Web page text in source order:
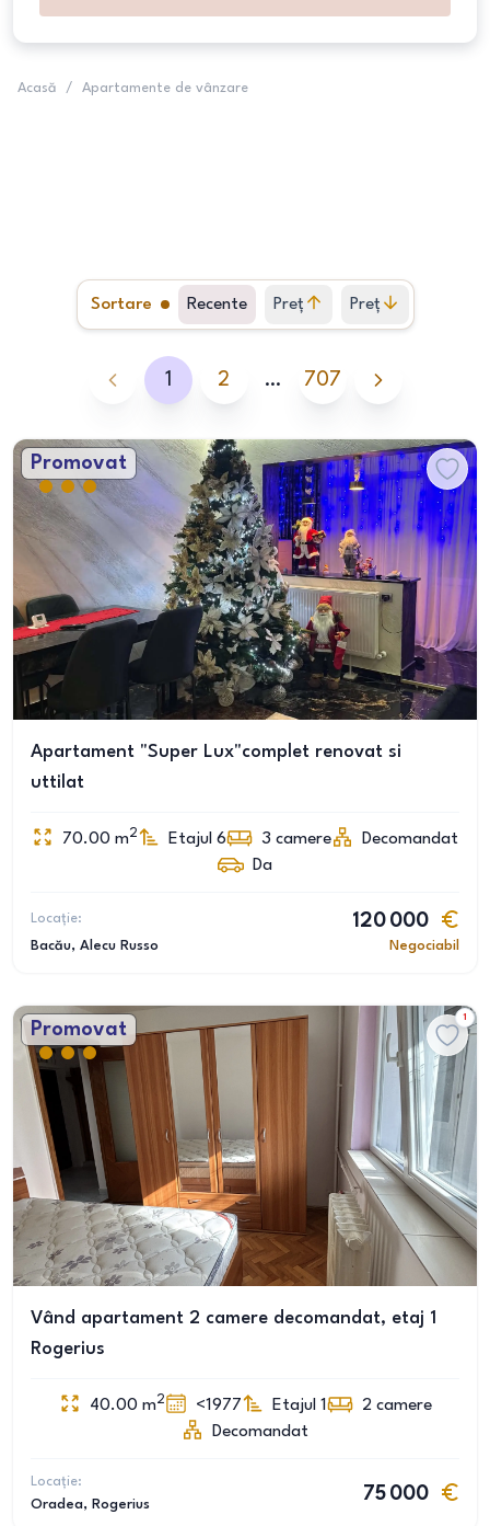
Acasă / Apartamente de vânzare
Sortare Recente Preț
crescător
Preț
descrescător
1 2 … 707
Promovat
Apartament "Super Lux"complet renovat si
uttilat
70.00 m2 Etajul 6 3 camere
Decomandat
Da
Locație:
Bacău, Alecu Russo
120 000
Negociabil
Promovat
1
Vând apartament 2 camere decomandat, etaj 1
Rogerius
40.00 m2 <1977 Etajul 1 2 camere
Decomandat
Locație:
Oradea, Rogerius
75 000